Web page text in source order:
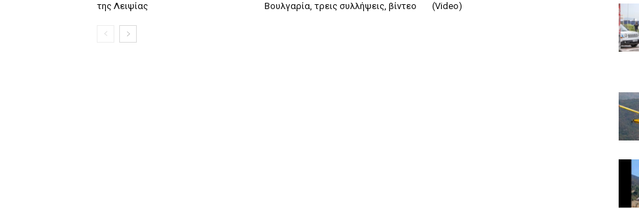
της Λειψίας
Βουλγαρία, τρεις συλλήψεις, βίντεο
(Video)